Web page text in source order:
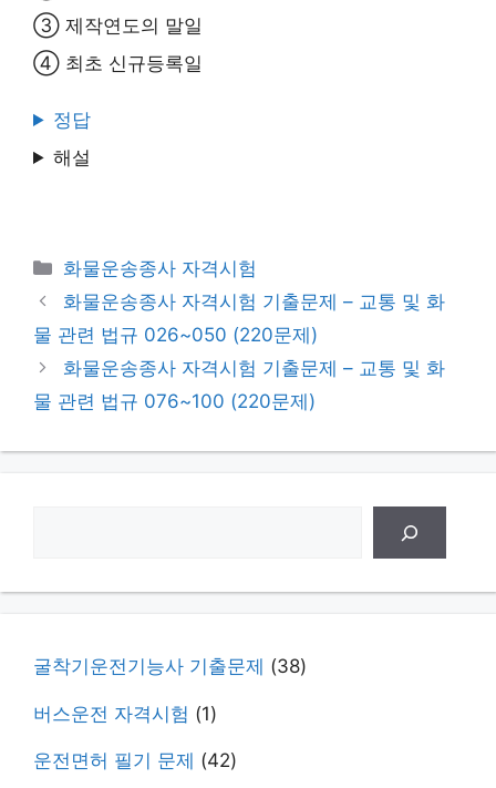
③ 제작연도의 말일
④ 최초 신규등록일
정답
해설
Categories
화물운송종사 자격시험
화물운송종사 자격시험 기출문제 – 교통 및 화
물 관련 법규 026~050 (220문제)
화물운송종사 자격시험 기출문제 – 교통 및 화
물 관련 법규 076~100 (220문제)
굴착기운전기능사 기출문제 (38)
버스운전 자격시험 (1)
운전면허 필기 문제 (42)